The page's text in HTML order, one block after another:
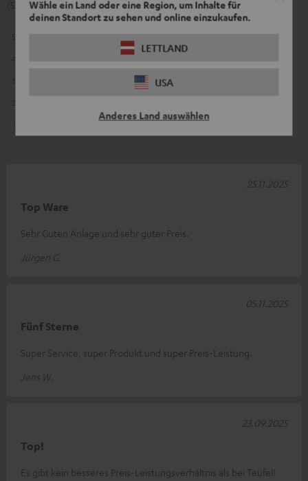
Wähle ein Land oder eine Region, um Inhalte für
deinen Standort zu sehen und online einzukaufen.
LETTLAND
USA
Anderes Land auswählen
(5 von 5 bei 13 Bewertungen)
0
0
Top Ware
Sehr Guten Anlage und sehr guter Preis.
Jürgen G.
25.11.2025
Fünf Sterne
Super Service, super Produkt und super Preis-Leistung.
Jens W.
05.11.2025
Top!
Es gibt kein besseres Preis-Leistungsverhältnis als bei Teufel!
23.09.2025